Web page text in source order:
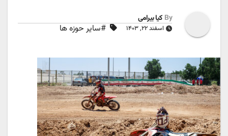
By کیا بیرامی
اسفند ۲۲, ۱۴۰۳ #سایر حوزه ها